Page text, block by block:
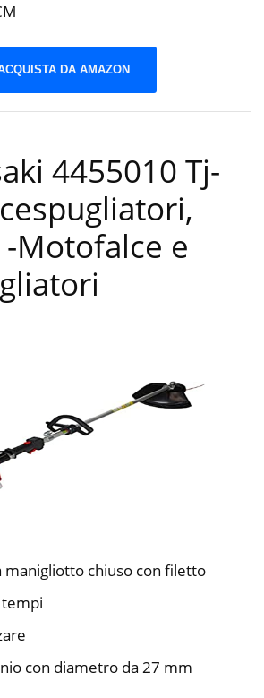
DA AMAZON
4455010 Tj-
-Motofalce e
manigliotto chiuso con filetto
con diametro da 27 mm